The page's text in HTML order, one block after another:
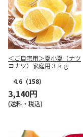
＜ご自宅用＞夏小夏（ナツ
コナツ）家庭用３ｋｇ
4.6 （158）
3,140円
(送料・税込)